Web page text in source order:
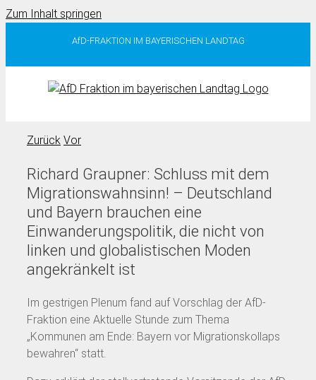
Zum Inhalt springen
AfD-FRAKTION IM BAYERISCHEN LANDTAG
Zurück Vor
Richard Graupner: Schluss mit dem
Migrationswahnsinn! – Deutschland
und Bayern brauchen eine
Einwanderungspolitik, die nicht von
linken und globalistischen Moden
angekränkelt ist
Im gestrigen Plenum fand auf Vorschlag der AfD-
Fraktion eine Aktuelle Stunde zum Thema
„Kommunen am Ende: Bayern vor Migrationskollaps
bewahren“ statt.